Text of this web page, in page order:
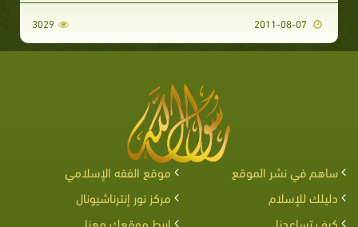
3029
ساهم في نشر الموقع
موقع الفقه الإسلامي
دليلك للإسلام
مركز نور إنترناشيونال
كيف تساعدنا
اربط موقعك معنا